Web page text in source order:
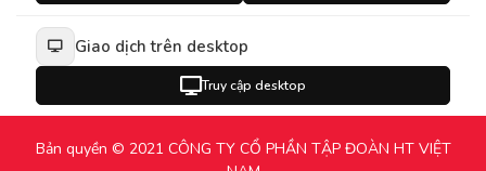
Giao dịch trên desktop
Truy cập desktop
Bản quyền © 2021 CÔNG TY CỔ PHẦN TẬP ĐOÀN HT VIỆT